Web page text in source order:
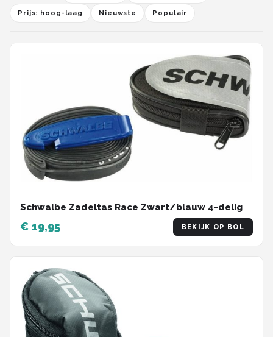
Prijs: hoog-laag Nieuwste Populair
Schwalbe Zadeltas Race Zwart/blauw 4-delig
€ 19,95 BEKIJK OP BOL